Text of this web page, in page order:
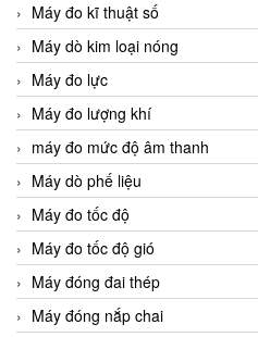
Máy đo kĩ thuật số
Máy dò kim loại nóng
Máy đo lực
Máy đo lượng khí
máy đo mức độ âm thanh
Máy dò phế liệu
Máy đo tốc độ
Máy đo tốc độ gió
Máy đóng đai thép
Máy đóng nắp chai